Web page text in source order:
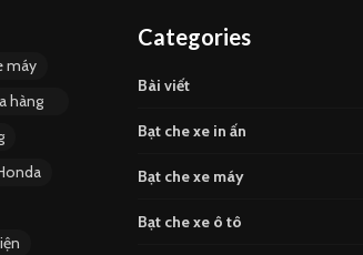
máy
hàng
Categories
Bài viết
Bạt che xe in ấn
Bạt che xe máy
Bạt che xe ô tô